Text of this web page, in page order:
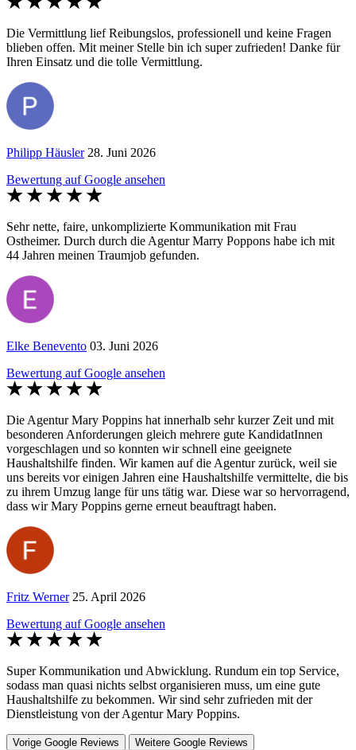
Die Vermittlung lief Reibungslos, professionell und keine Fragen
blieben offen. Mit meiner Stelle bin ich super zufrieden! Danke für
Ihren Einsatz und die tolle Vermittlung.
Philipp Häusler 28. Juni 2026
Bewertung auf Google ansehen
Sehr nette, faire, unkomplizierte Kommunikation mit Frau
Ostheimer. Durch durch die Agentur Marry Poppons habe ich mit
44 Jahren meinen Traumjob gefunden.
Elke Benevento 03. Juni 2026
Bewertung auf Google ansehen
Die Agentur Mary Poppins hat innerhalb sehr kurzer Zeit und mit
besonderen Anforderungen gleich mehrere gute KandidatInnen
vorgeschlagen und so konnten wir schnell eine geeignete
Haushaltshilfe finden. Wir kamen auf die Agentur zurück, weil sie
uns bereits vor einigen Jahren eine Haushaltshilfe vermittelte, die bis
zu ihrem Umzug lange für uns tätig war. Diese war so hervorragend,
dass wir Mary Poppins gerne erneut beauftragt haben.
Fritz Werner 25. April 2026
Bewertung auf Google ansehen
Super Kommunikation und Abwicklung. Rundum ein top Service,
sodass man quasi nichts selbst organisieren muss, um eine gute
Haushaltshilfe zu bekommen. Wir sind sehr zufrieden mit der
Dienstleistung von der Agentur Mary Poppins.
Vorige Google Reviews Weitere Google Reviews